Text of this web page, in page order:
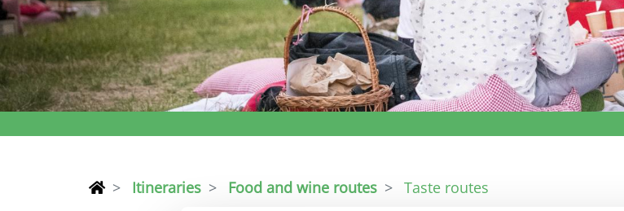
Itineraries Food and wine routes Taste routes